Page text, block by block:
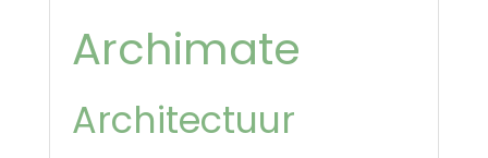
Archimate
Architectuur